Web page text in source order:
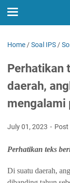
Home /Soal IPS /
Perhatikan
daerah,
mengalami
July 01, 2023 Post
Perhatikan teks
Di suatu daerah,